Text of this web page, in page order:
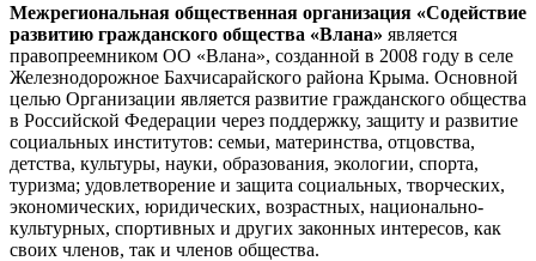
Межрегиональная общественная организация «Содействие
развитию гражданского общества «Влана» является
правопреемником ОО «Влана», созданной в 2008 году в селе
Железнодорожное Бахчисарайского района Крыма. Основной
целью Организации является развитие гражданского общества
в Российской Федерации через поддержку, защиту и развитие
социальных институтов: семьи, материнства, отцовства,
детства, культуры, науки, образования, экологии, спорта,
туризма; удовлетворение и защита социальных, творческих,
экономических, юридических, возрастных, национально-
культурных, спортивных и других законных интересов, как
своих членов, так и членов общества.